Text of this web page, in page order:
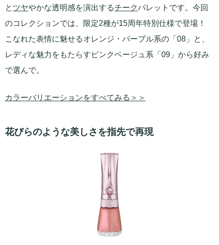
と ツヤやかな透明感を演出するチークパレットです。今回
のコレクションでは、限定2種が15周年特別仕様で登場！
こなれた表情に魅せるオレンジ・パープル系の「08」と、
レディな魅力をもたらすピンクベージュ系「09」から好み
で選んで。
カラーバリエーションをすべてみる＞＞
花びらのような美しさを指先で再現